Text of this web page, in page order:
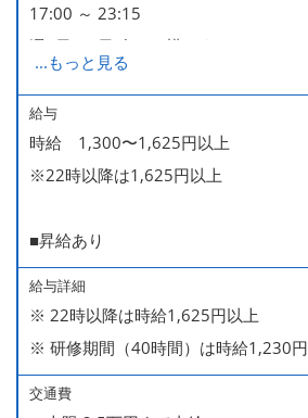
17:00 ～ 23:15
週2日・1日4h～で構いません。
■時短勤務制度あり
...もっと見る
給与
時給 1,300〜1,625円以上
※22時以降は1,625円以上
■昇給あり
給与詳細
※ 22時以降は時給1,625円以上
※ 研修期間（40時間）は時給1,230円
交通費